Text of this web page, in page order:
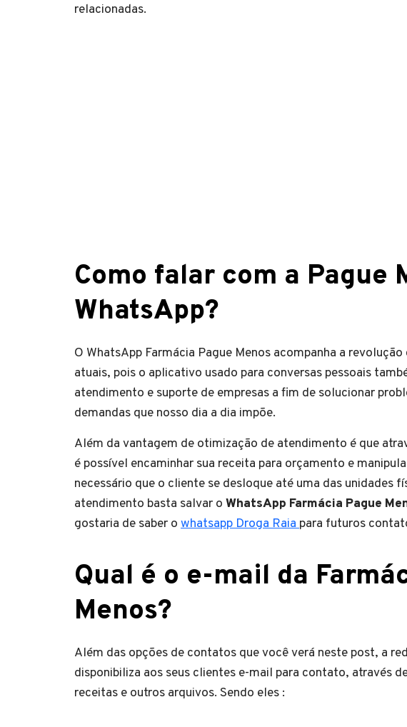
relacionadas.
Como falar com a Pague
WhatsApp?
O WhatsApp Farmácia Pague Menos acompanha a
atuais, pois o aplicativo usado para conversas pessoais
atendimento e suporte de empresas a fim de solucionar
demandas que nosso dia a dia impõe.
Além da vantagem de otimização de atendimento é que
é possível encaminhar sua receita para orçamento e
necessário que o cliente se desloque até uma das unidades
atendimento basta salvar o WhatsApp Farmácia Pague
gostaria de saber o whatsapp Droga Raia para futuros
Qual é o e-mail da
Menos?
Além das opções de contatos que você verá neste post, a
disponibiliza aos seus clientes e-mail para contato, através
receitas e outros arquivos. Sendo eles :